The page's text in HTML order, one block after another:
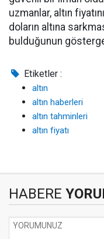
uzmanlar, altın
doların altına
bulduğunun
Etiketler :
altın
altın haberleri
altın tahminleri
altın fiyatı
HABERE